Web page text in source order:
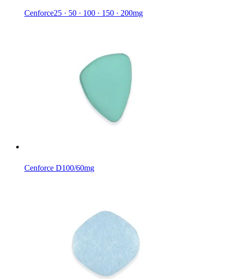
Cenforce25 · 50 · 100 · 150 · 200mg
Cenforce D100/60mg